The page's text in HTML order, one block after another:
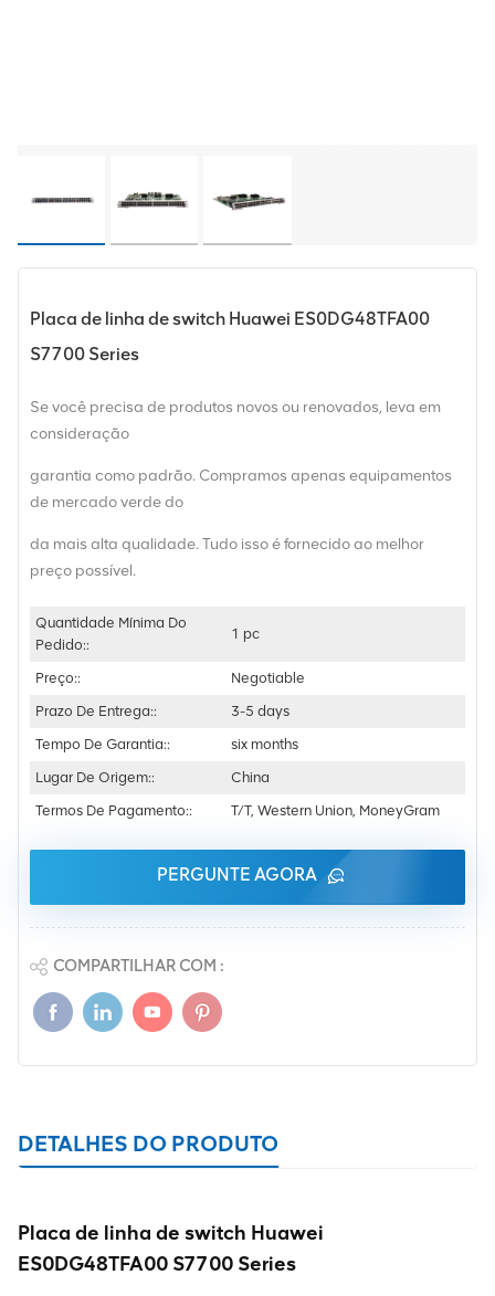
Placa de linha de switch Huawei ES0DG48TFA00
S7700 Series
Se você precisa de produtos novos ou renovados, leva em
consideração
garantia como padrão. Compramos apenas equipamentos
de mercado verde do
da mais alta qualidade. Tudo isso é fornecido ao melhor
preço possível.
Quantidade Mínima Do
Pedido::
1 pc
Preço::
Negotiable
Prazo De Entrega::
3-5 days
Tempo De Garantia::
six months
Lugar De Origem::
China
Termos De Pagamento::
T/T, Western Union, MoneyGram
PERGUNTE AGORA
COMPARTILHAR COM :
DETALHES DO PRODUTO
Placa de linha de switch Huawei
ES0DG48TFA00 S7700 Series